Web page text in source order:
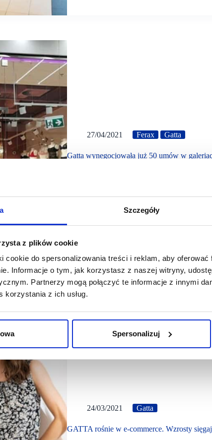
Szczegóły
z plików cookie
cookie do spersonalizowania treści i reklam, aby oferować
Informacje o tym, jak korzystasz z naszej witryny,
Partnerzy mogą połączyć te informacje z innymi
korzystania z ich usług.
Spersonalizuj
27/04/2021 Ferax Gatta
Gatta wynegocjowała już 50 umów w
Gatta sfinalizowała już negocjacje 50
założenia przyjęte w postępowaniu
24/03/2021 Gatta
GATTA rośnie w e-commerce. Wzrosty